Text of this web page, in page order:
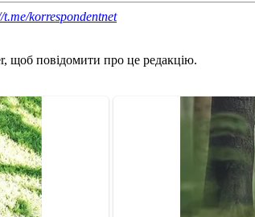
t.me/korrespondentnet
щоб повідомити про це редакцію.